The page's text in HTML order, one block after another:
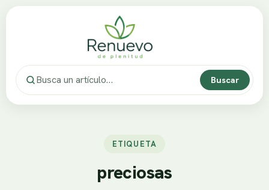
Buscar
ETIQUETA
preciosas